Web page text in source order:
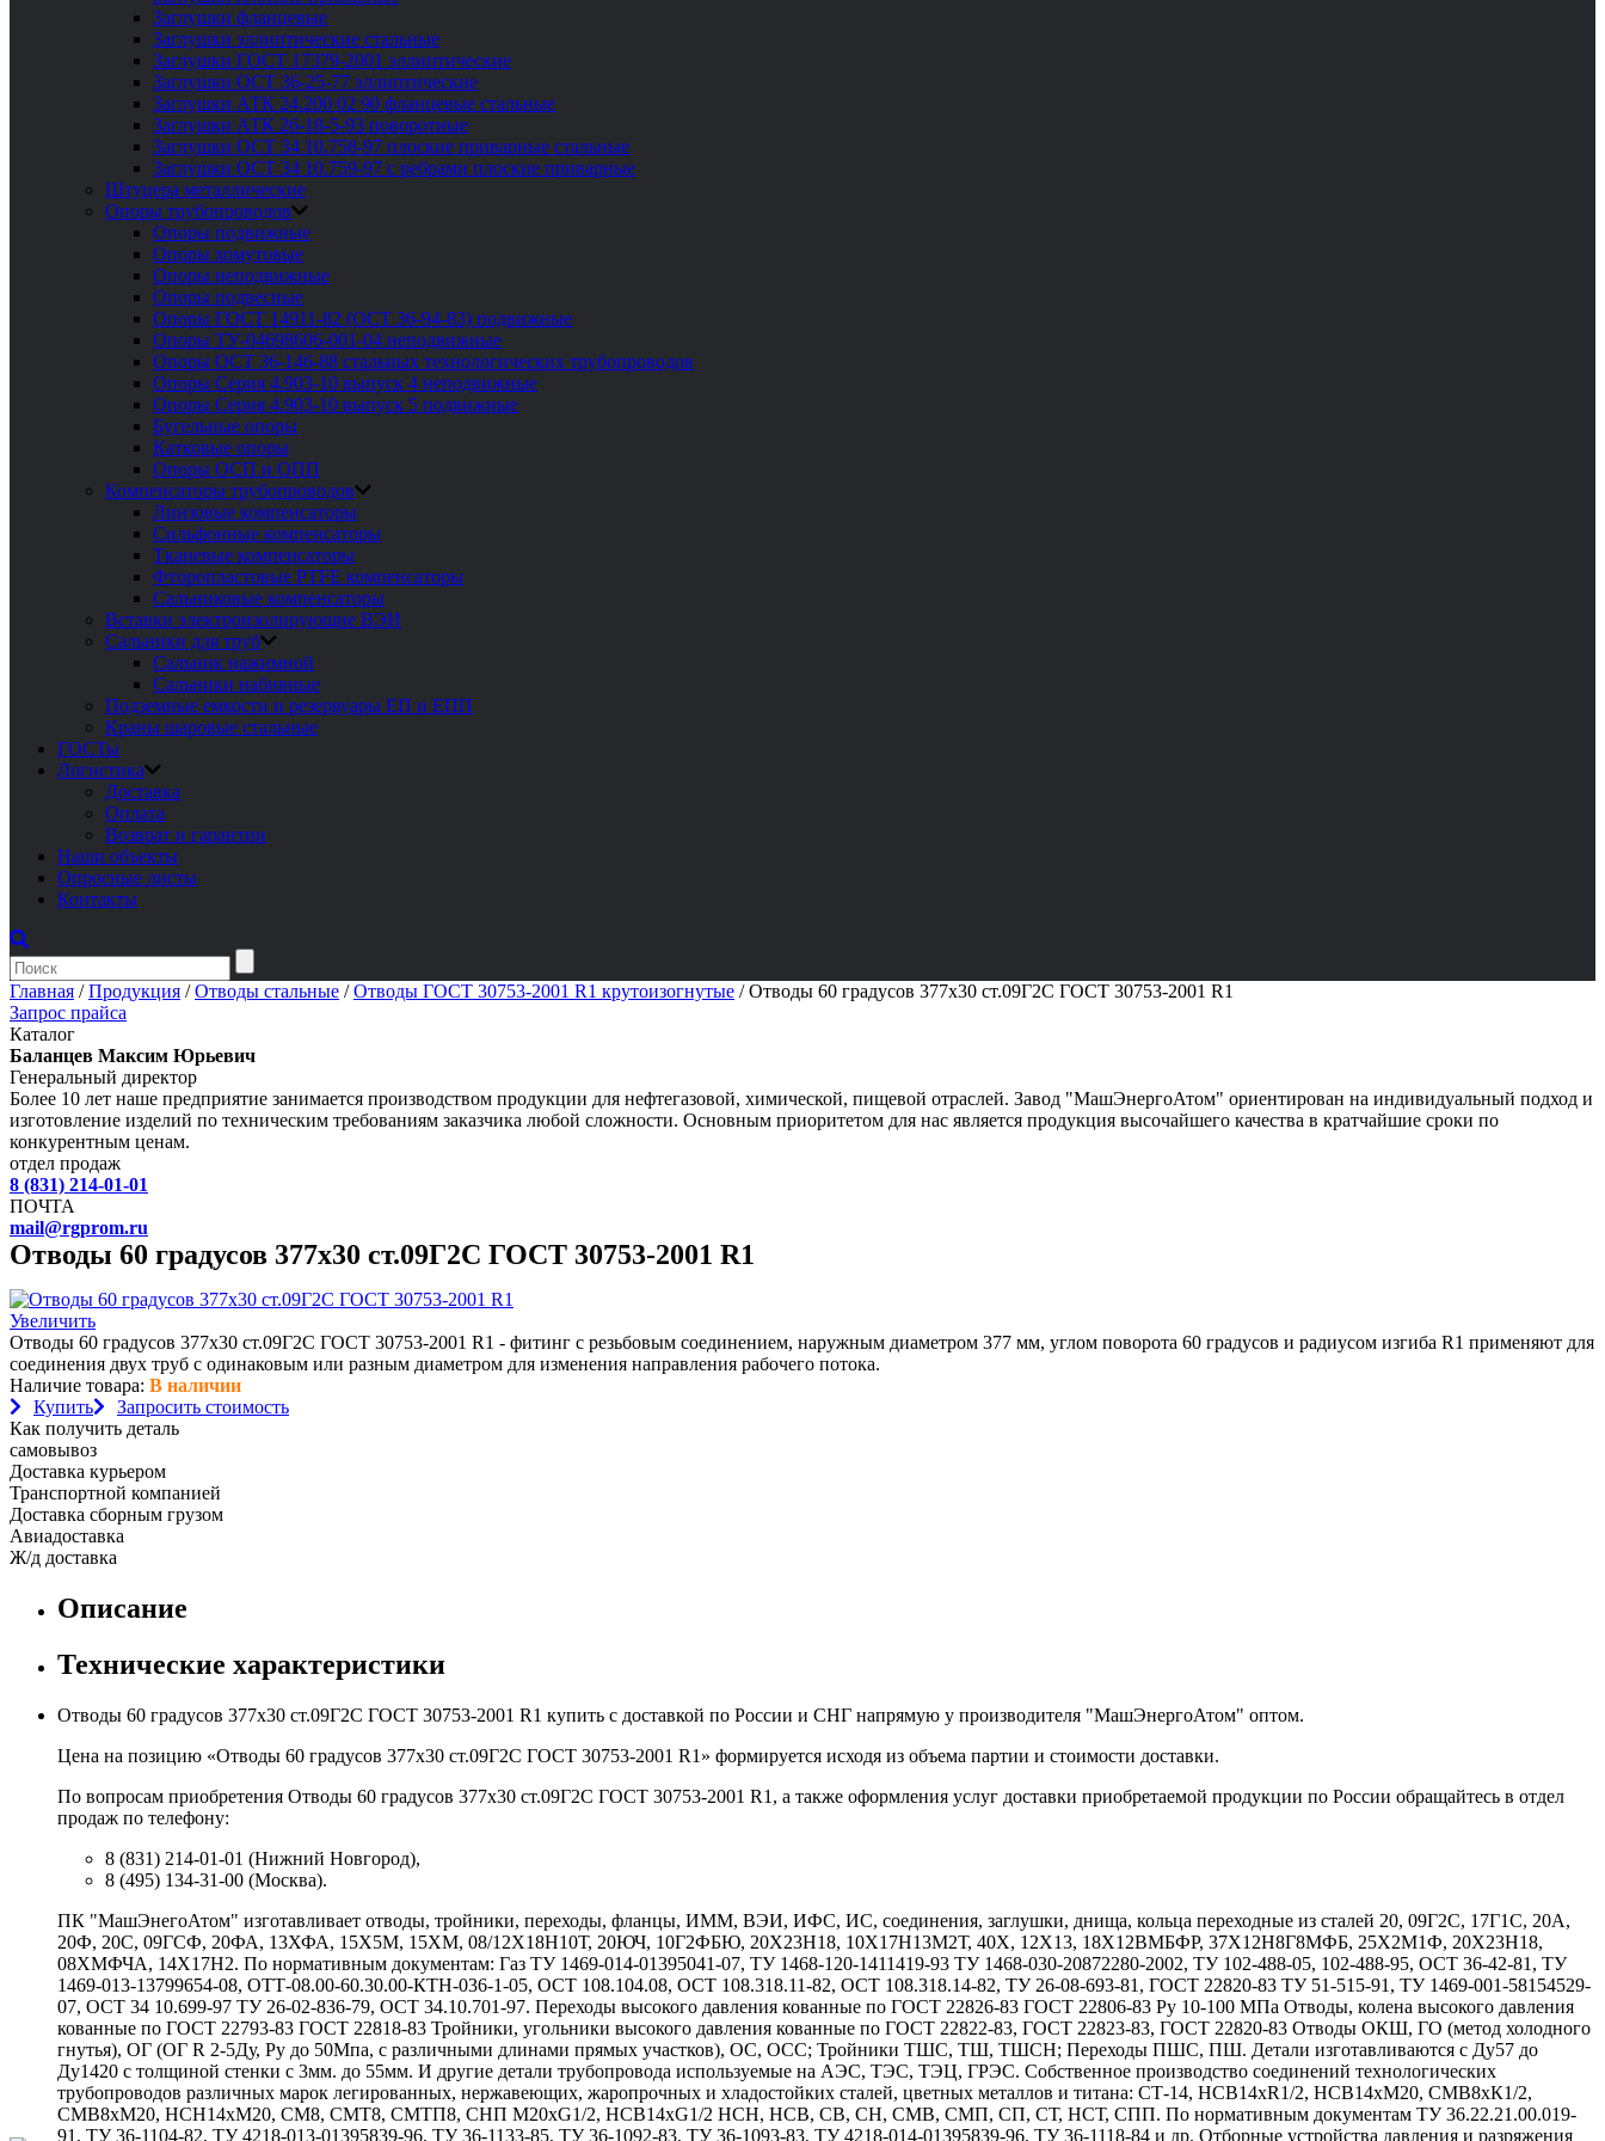
Заглушки фланцевые
Заглушки эллиптические стальные
Заглушки ГОСТ 17379-2001 эллиптические
Заглушки ОСТ 36-25-77 эллиптические
Заглушки АТК 24.200 02 90 фланцевые стальные
Заглушки АТК 26-18-5-93 поворотные
Заглушки ОСТ 34 10.758-97 плоские приварные стальные
Заглушки ОСТ 34 10.759-97 с ребрами плоские приварные
Штуцера металлические
Опоры трубопроводов
Опоры подвижные
Опоры хомутовые
Опоры неподвижные
Опоры подвесные
Опоры ГОСТ 14911-82 (ОСТ 36-94-83) подвижные
Опоры ТУ-04698606-001-04 неподвижные
Опоры ОСТ 36-146-88 стальных технологических трубопроводов
Опоры Серия 4.903-10 выпуск 4 неподвижные
Опоры Серия 4.903-10 выпуск 5 подвижные
Бугельные опоры
Катковые опоры
Опоры ОСП и ОПП
Компенсаторы трубопроводов
Линзовые компенсаторы
Сильфонные компенсаторы
Тканевые компенсаторы
Фторопластовые PTFE компенсаторы
Сальниковые компенсаторы
Вставки электроизолирующие ВЭИ
Сальники для труб
Сальник нажимной
Сальники набивные
Подземные емкости и резервуары ЕП и ЕПП
Краны шаровые стальные
ГОСТы
Логистика
Доставка
Оплата
Возврат и гарантии
Наши объекты
Опросные листы
Контакты
Главная /Продукция /Отводы стальные /Отводы ГОСТ 30753-2001 R1 крутоизогнутые /Отводы 60 градусов 377х30 ст.09Г2С ГОСТ 30753-2001 R1
Запрос прайса
Каталог
Баланцев Максим Юрьевич
Генеральный директор
Более 10 лет наше предприятие занимается производством продукции для нефтегазовой, химической, пищевой отраслей. Завод "МашЭнергоАтом" ориентирован на индивидуальный подход и
изготовление изделий по техническим требованиям заказчика любой сложности. Основным приоритетом для нас является продукция высочайшего качества в кратчайшие сроки по
конкурентным ценам.
отдел продаж
8 (831) 214-01-01
ПОЧТА
mail@rgprom.ru
Отводы 60 градусов 377х30 ст.09Г2С ГОСТ 30753-2001 R1
Увеличить
Отводы 60 градусов 377х30 ст.09Г2С ГОСТ 30753-2001 R1 - фитинг с резьбовым соединением, наружным диаметром 377 мм, углом поворота 60 градусов и радиусом изгиба R1 применяют для
соединения двух труб с одинаковым или разным диаметром для изменения направления рабочего потока.
Наличие товара: В наличии
Купить
Запросить стоимость
Как получить деталь
самовывоз
Доставка курьером
Транспортной компанией
Доставка сборным грузом
Авиадоставка
Ж/д доставка
Описание
Технические характеристики
Отводы 60 градусов 377х30 ст.09Г2С ГОСТ 30753-2001 R1 купить с доставкой по России и СНГ напрямую у производителя "МашЭнергоАтом" оптом.
Цена на позицию «Отводы 60 градусов 377х30 ст.09Г2С ГОСТ 30753-2001 R1» формируется исходя из объема партии и стоимости доставки.
По вопросам приобретения Отводы 60 градусов 377х30 ст.09Г2С ГОСТ 30753-2001 R1, а также оформления услуг доставки приобретаемой продукции по России обращайтесь в отдел
продаж по телефону:
8 (831) 214-01-01 (Нижний Новгород),
8 (495) 134-31-00 (Москва).
ПК "МашЭнегоАтом" изготавливает отводы, тройники, переходы, фланцы, ИММ, ВЭИ, ИФС, ИС, соединения, заглушки, днища, кольца переходные из сталей 20, 09Г2С, 17Г1С, 20А,
20Ф, 20С, 09ГСФ, 20ФА, 13ХФА, 15Х5М, 15ХМ, 08/12Х18Н10Т, 20ЮЧ, 10Г2ФБЮ, 20Х23Н18, 10Х17Н13М2Т, 40Х, 12Х13, 18Х12ВМБФР, 37Х12Н8Г8МФБ, 25Х2М1Ф, 20Х23Н18,
08ХМФЧА, 14Х17Н2. По нормативным документам: Газ ТУ 1469-014-01395041-07, ТУ 1468-120-1411419-93 ТУ 1468-030-20872280-2002, ТУ 102-488-05, 102-488-95, ОСТ 36-42-81, ТУ
1469-013-13799654-08, ОТТ-08.00-60.30.00-КТН-036-1-05, ОСТ 108.104.08, ОСТ 108.318.11-82, ОСТ 108.318.14-82, ТУ 26-08-693-81, ГОСТ 22820-83 ТУ 51-515-91, ТУ 1469-001-58154529-
07, ОСТ 34 10.699-97 ТУ 26-02-836-79, ОСТ 34.10.701-97. Переходы высокого давления кованные по ГОСТ 22826-83 ГОСТ 22806-83 Ру 10-100 МПа Отводы, колена высокого давления
кованные по ГОСТ 22793-83 ГОСТ 22818-83 Тройники, угольники высокого давления кованные по ГОСТ 22822-83, ГОСТ 22823-83, ГОСТ 22820-83 Отводы ОКШ, ГО (метод холодного
гнутья), ОГ (ОГ R 2-5Ду, Ру до 50Мпа, с различными длинами прямых участков), ОС, ОСС; Тройники ТШС, ТШ, ТШСН; Переходы ПШС, ПШ. Детали изготавливаются с Ду57 до
Ду1420 с толщиной стенки с 3мм. до 55мм. И другие детали трубопровода используемые на АЭС, ТЭС, ТЭЦ, ГРЭС. Собственное производство соединений технологических
трубопроводов различных марок легированных, нержавеющих, жаропрочных и хладостойких сталей, цветных металлов и титана: СТ-14, НСВ14хR1/2, НСВ14хМ20, СМВ8хК1/2,
СМВ8хМ20, НСН14хМ20, СМ8, СМТ8, СМТП8, СНП М20хG1/2, НСВ14хG1/2 НСН, НСВ, СВ, СН, СМВ, СМП, СП, СТ, НСТ, СПП. По нормативным документам ТУ 36.22.21.00.019-
91, ТУ 36-1104-82, ТУ 4218-013-01395839-96, ТУ 36-1133-85, ТУ 36-1092-83, ТУ 36-1093-83, ТУ 4218-014-01395839-96, ТУ 36-1118-84 и др. Отборные устройства давления и разряжения